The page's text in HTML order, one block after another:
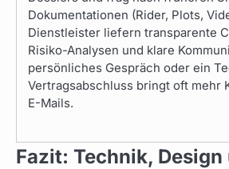
Dokumentationen (Rider, Plots,
Dienstleister liefern transparente
Risiko-Analysen und klare
persönliches Gespräch oder ein
Vertragsabschluss bringt oft mehr
E-Mails.
Fazit: Technik, Design